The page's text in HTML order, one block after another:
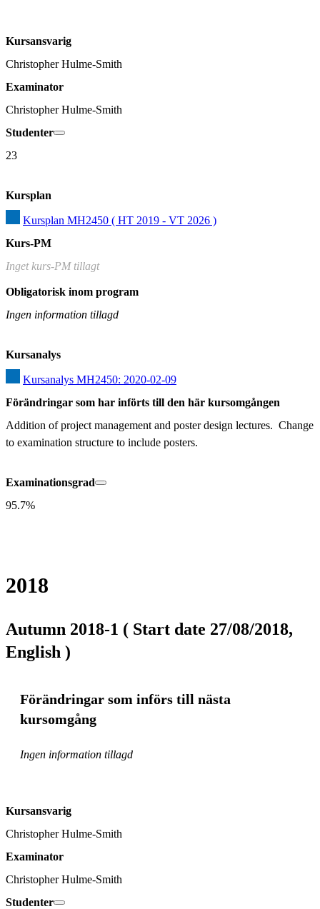
Kursansvarig
Christopher Hulme-Smith
Examinator
Christopher Hulme-Smith
Studenter
23
Kursplan
Kursplan MH2450 ( HT 2019 - VT 2026 )
Kurs-PM
Inget kurs-PM tillagt
Obligatorisk inom program
Ingen information tillagd
Kursanalys
Kursanalys MH2450: 2020-02-09
Förändringar som har införts till den här kursomgången
Addition of project management and poster design lectures.  Change
to examination structure to include posters.
Examinationsgrad
95.7%
2018
Autumn 2018-1 ( Start date 27/08/2018,
English )
Förändringar som införs till nästa
kursomgång
Ingen information tillagd
Kursansvarig
Christopher Hulme-Smith
Examinator
Christopher Hulme-Smith
Studenter